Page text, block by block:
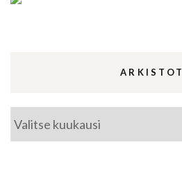
ARKISTOT
Arkistot